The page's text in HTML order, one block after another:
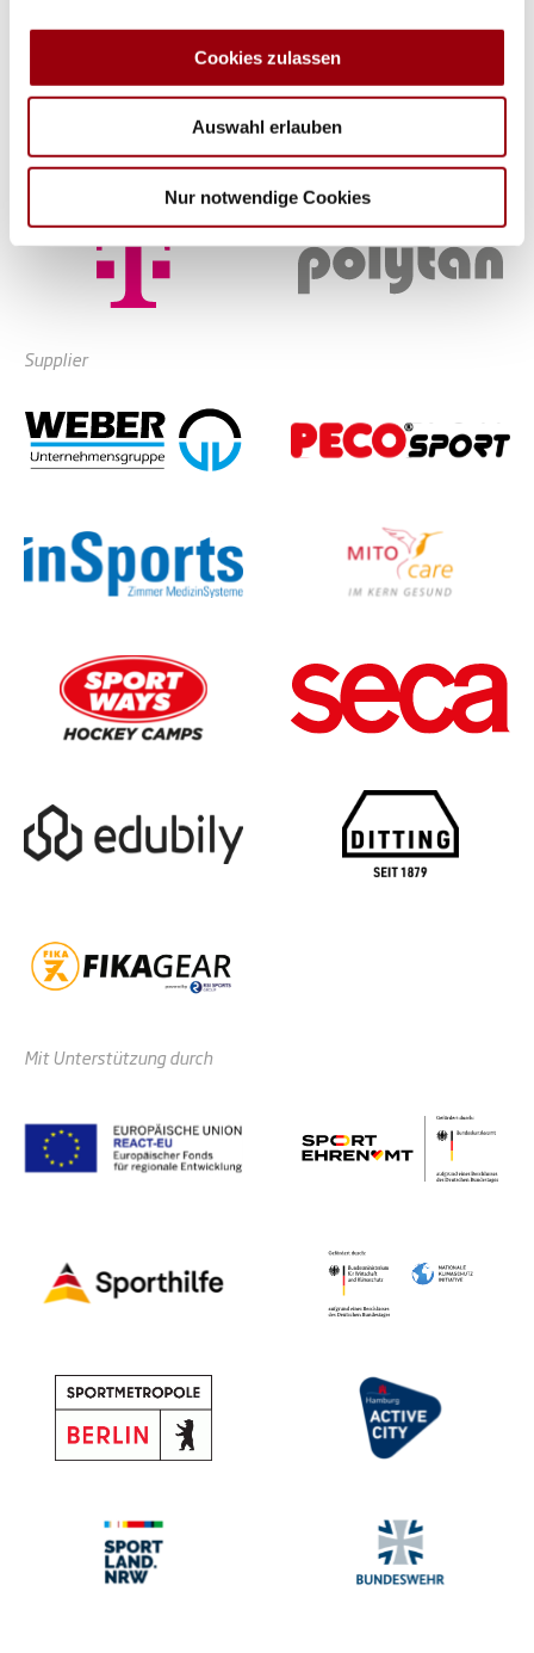
soziale Medien, Werbung und Analysen weiter. Unsere
Partner führen diese Informationen möglicherweise mit
weiteren Daten zusammen, die Sie ihnen bereitgestellt
haben oder die sie im Rahmen Ihrer Nutzung der Dienste
Cookies zulassen
Auswahl erlauben
Nur notwendige Cookies
Partner
Supplier
Mit Unterstützung durch